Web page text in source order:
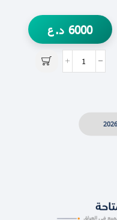
6000 د.ع